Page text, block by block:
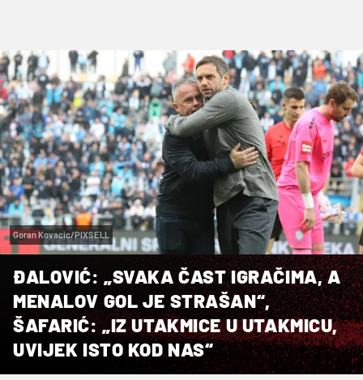
Goran Kovacic/PIXSELL
ĐALOVIĆ: „SVAKA ČAST IGRAČIMA, A
MENALOV GOL JE STRAŠAN“,
ŠAFARIĆ: „IZ UTAKMICE U UTAKMICU,
UVIJEK ISTO KOD NAS“